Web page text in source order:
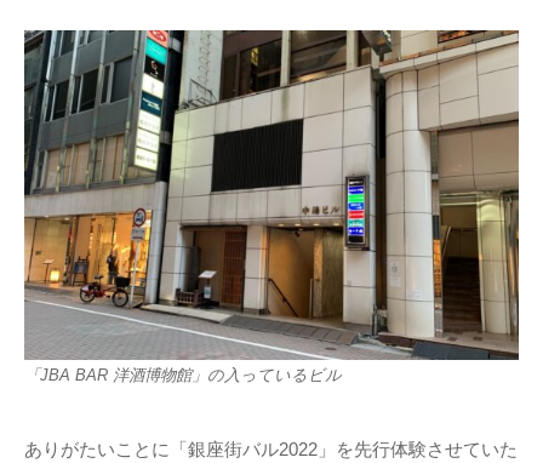
「JBA BAR 洋酒博物館」の入っているビル
ありがたいことに「銀座街バル2022」を先行体験させていた